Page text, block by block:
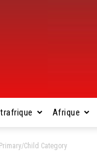
Afrique
Primary/Child Category